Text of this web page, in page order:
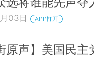
03日 APP打开
原声】美国民主